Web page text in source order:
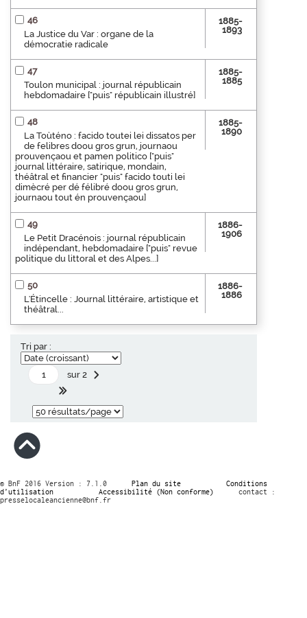
46
La Justice du Var : organe de la
démocratie radicale
1885-
1893
47
Toulon municipal : journal républicain
hebdomadaire ["puis" républicain illustré]
1885-
1885
48
La Toùténo : facido toutei lei dissatos per
de felibres doou gros grun, journaou
prouvençaou et pamen politico ["puis"
journal littéraire, satirique, mondain,
théâtral et financier "puis" facido touti lei
dimècré per dé félibré doou gros grun,
journaou tout én prouvençaou]
1885-
1890
49
Le Petit Dracénois : journal républicain
indépendant, hebdomadaire ["puis" revue
politique du littoral et des Alpes...]
1886-
1906
50
L'Étincelle : Journal littéraire, artistique et
théâtral...
1886-
1886
Tri par :
sur 2
© BnF 2016 Version : 7.1.0 Plan du site
Conditions
d’utilisation
Accessibilité (Non conforme)
contact :
presselocaleancienne@bnf.fr